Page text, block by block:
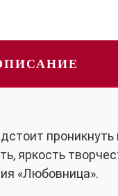
яркость
«Любовница».